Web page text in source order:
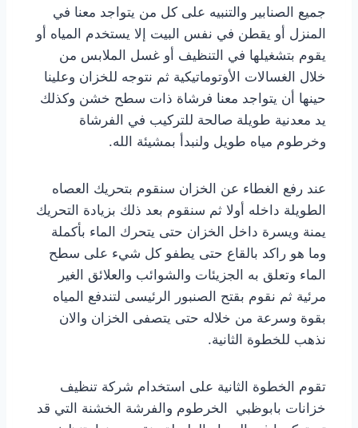
جميع الصنابير والتنبيه على كل من يتواجد معنا في
المنزل أو يقطن في نفس البيت إلا يستخدم المياه أو
يقوم بتشغيلها في التنظيف أو غسل الملابس من
خلال الغسالات الأوتوماتيكية ثم نتوجه للخزان وعلينا
حينها أن يتواجد معنا فرشاة ذات سطح خشن وكذلك
يد معدنية طويلة صالحة للتركيب في الفرشاة
وخرطوم مياه طويل ولنبدأ بمشيئة الله.
عند رفع الغطاء عن الخزان سنقوم بتحريك العصاه
الطويلة داخله أولا ثم سنقوم بعد ذلك بزيادة التحريك
يمنة ويسرة داخل الخزان حتى يتحرك الماء بأكملة
وما هو راكد بالقاع حتى يطفو كل شيء على سطح
الماء وتعلق به الجزيئات والشوائب والعلائق الغير
مرئية ثم نقوم بقتح الصنبور الرئيسى لتندفع المياه
بقوة وسرعة من خلاله حتى يتصفى الخزان والان
نذهب للخطوة الثانية.
تقوم الخطوة الثانية على استخدام شركة تنظيف
خزانات بابوظبي الخرطوم والفرشة الخشنة التي قد